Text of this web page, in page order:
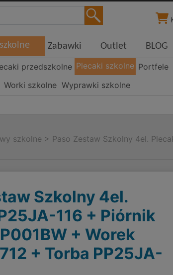
Zabawki Outlet BLOG
przedszkolne Plecaki szkolne Portfele
Worki szkolne Wyprawki szkolne
szkolne > Paso Zestaw Szkolny 4el.
Szkolny 4el.
116 + Piórnik
+ Worek
+ Torba PP25JA-